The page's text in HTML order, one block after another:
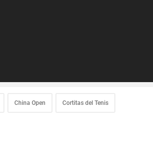
China Open Cortitas del Tenis